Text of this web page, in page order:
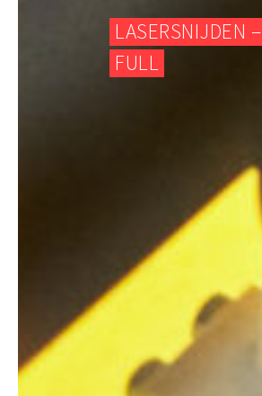
LASERSNIJDEN –
FULL